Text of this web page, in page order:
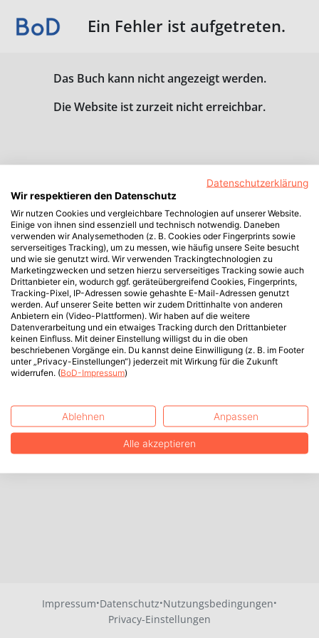
Ein Fehler ist aufgetreten.
Das Buch kann nicht angezeigt werden.
Die Website ist zurzeit nicht erreichbar.
Impressum·Datenschutz·Nutzungsbedingungen·
Privacy-Einstellungen
Datenschutzerklärung
Wir respektieren den Datenschutz
Wir nutzen Cookies und vergleichbare Technologien auf unserer Website.
Einige von ihnen sind essenziell und technisch notwendig. Daneben
verwenden wir Analysemethoden (z. B. Cookies oder Fingerprints sowie
serverseitiges Tracking), um zu messen, wie häufig unsere Seite besucht
und wie sie genutzt wird. Wir verwenden Trackingtechnologien zu
Marketingzwecken und setzen hierzu serverseitiges Tracking sowie auch
Drittanbieter ein, wodurch ggf. geräteübergreifend Cookies, Fingerprints,
Tracking-Pixel, IP-Adressen sowie gehashte E-Mail-Adressen genutzt
werden. Auf unserer Seite betten wir zudem Drittinhalte von anderen
Anbietern ein (Video-Plattformen). Wir haben auf die weitere
Datenverarbeitung und ein etwaiges Tracking durch den Drittanbieter
keinen Einfluss. Mit deiner Einstellung willigst du in die oben
beschriebenen Vorgänge ein. Du kannst deine Einwilligung (z. B. im Footer
unter „Privacy-Einstellungen“) jederzeit mit Wirkung für die Zukunft
widerrufen. (BoD-Impressum)
Ablehnen Anpassen
Alle akzeptieren